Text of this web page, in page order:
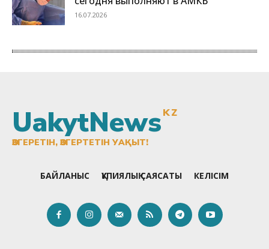
UakytNewsKZ
ӨЗГЕРЕТІН, ӨЗГЕРТЕТІН УАҚЫТ!
БАЙЛАНЫС ҚҰПИЯЛЫҚ САЯСАТЫ КЕЛІСІМ